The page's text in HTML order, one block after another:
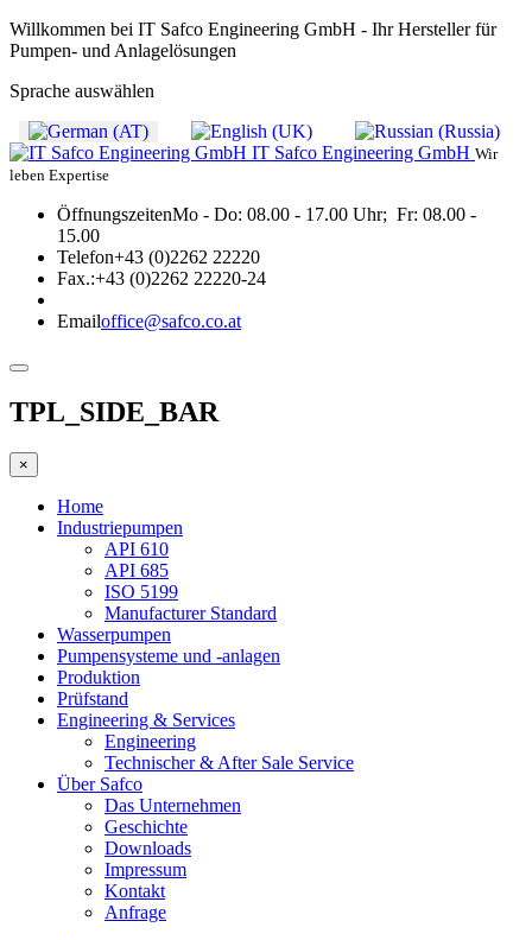
Willkommen bei IT Safco Engineering GmbH - Ihr Hersteller für
Pumpen- und Anlagelösungen
Sprache auswählen
IT Safco Engineering GmbH Wir
leben Expertise
ÖffnungszeitenMo - Do: 08.00 - 17.00 Uhr; Fr: 08.00 -
15.00
Telefon+43 (0)2262 22220
Fax.:+43 (0)2262 22220-24
Emailoffice@safco.co.at
TPL_SIDE_BAR
×
Home
Industriepumpen
API 610
API 685
ISO 5199
Manufacturer Standard
Wasserpumpen
Pumpensysteme und -anlagen
Produktion
Prüfstand
Engineering & Services
Engineering
Technischer & After Sale Service
Über Safco
Das Unternehmen
Geschichte
Downloads
Impressum
Kontakt
Anfrage